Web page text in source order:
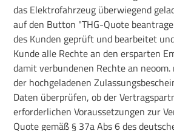
das Elektrofahrzeug überwiegend
auf den Button "THG-Quote
des Kunden geprüft und bearbeitet
Kunde alle Rechte an den ersparten
damit verbundenen Rechte an
der hochgeladenen
Daten überprüfen, ob der
erforderlichen Voraussetzungen zur
Quote gemäß § 37a Abs 6 des